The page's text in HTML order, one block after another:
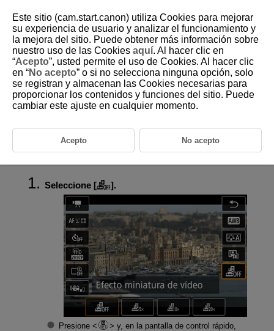
D103-108
Vídeos con efecto miniatura
Puede grabar vídeos a los que se aplica un efecto de modelo en
en miniatura con personas y objetos moviéndose a cámara rápida.
Tenga en cuenta que no se grabará el sonido.
Seleccione [ ].
Presione
y, en la pantalla de control rápido,
Este sitio (cam.start.canon) utiliza Cookies para mejorar
su experiencia de usuario y analizar el funcionamiento y
la mejora del sitio. Puede obtener más información sobre
nuestro uso de las Cookies aquí. Al hacer clic en
“Acepto”, usted permite el uso de Cookies. Al hacer clic
en “No acepto” o si no selecciona ninguna opción, solo
se registran y almacenan las Cookies necesarias para
proporcionar los contenidos y funciones del sitio. Puede
cambiar este ajuste en cualquier momento.
Acepto No acepto